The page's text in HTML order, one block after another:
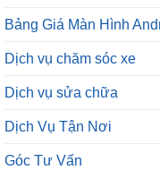
Bảng Giá Màn Hình
Dịch vụ chăm sóc xe
Dịch vụ sửa chữa
Dịch Vụ Tận Nơi
Góc Tư Vấn